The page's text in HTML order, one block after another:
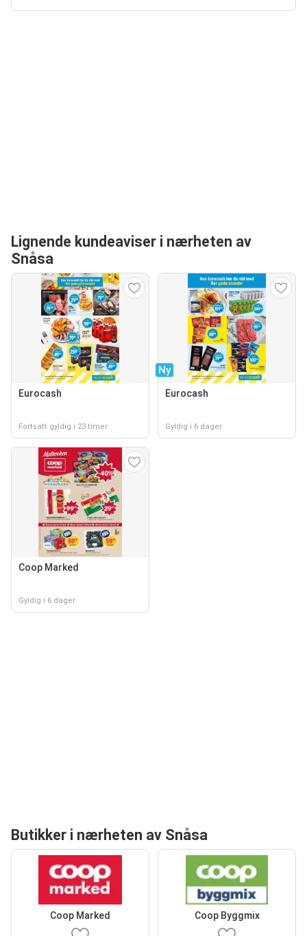
Lignende kundeaviser i nærheten av
Snåsa
Eurocash
Fortsatt gyldig i 23 timer
Ny
Eurocash
Gyldig i 6 dager
Coop Marked
Gyldig i 6 dager
Butikker i nærheten av Snåsa
Coop Marked Coop Byggmix